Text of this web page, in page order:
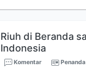
Riuh di Beranda
Indonesia
Komentar Penanda